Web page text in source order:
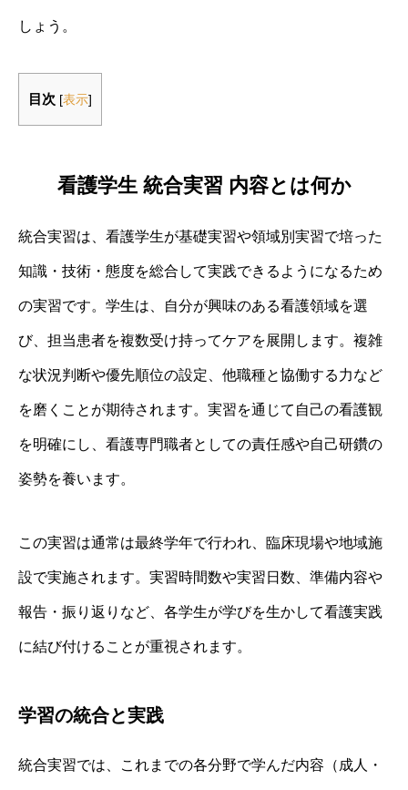
しょう。
目次 [表示]
看護学生 統合実習 内容とは何か
統合実習は、看護学生が基礎実習や領域別実習で培った
知識・技術・態度を総合して実践できるようになるため
の実習です。学生は、自分が興味のある看護領域を選
び、担当患者を複数受け持ってケアを展開します。複雑
な状況判断や優先順位の設定、他職種と協働する力など
を磨くことが期待されます。実習を通じて自己の看護観
を明確にし、看護専門職者としての責任感や自己研鑽の
姿勢を養います。
この実習は通常は最終学年で行われ、臨床現場や地域施
設で実施されます。実習時間数や実習日数、準備内容や
報告・振り返りなど、各学生が学びを生かして看護実践
に結び付けることが重視されます。
学習の統合と実践
統合実習では、これまでの各分野で学んだ内容（成人・